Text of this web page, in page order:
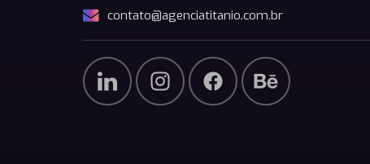
contato@agenciatitanio.com.br